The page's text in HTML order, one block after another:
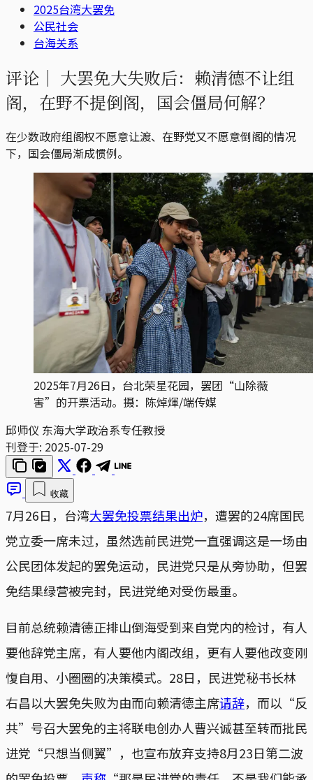
2025台湾大罢免
公民社会
台海关系
评论｜ 大罢免大失败后：赖清德不让组
阁，在野不提倒阁，国会僵局何解？
在少数政府组阁权不愿意让渡、在野党又不愿意倒阁的情况
下，国会僵局渐成惯例。
2025年7月26日，台北荣星花园，罢团“山除薇
害”的开票活动。摄：陈焯煇/端传媒
邱师仪 东海大学政治系专任教授
刊登于: 2025-07-29
收藏
7月26日，台湾大罢免投票结果出炉，遭罢的24席国民
党立委一席未过，虽然选前民进党一直强调这是一场由
公民团体发起的罢免运动，民进党只是从旁协助，但罢
免结果绿营被完封，民进党绝对受伤最重。
目前总统赖清德正排山倒海受到来自党内的检讨，有人
要他辞党主席，有人要他内阁改组，更有人要他改变刚
愎自用、小圈圈的决策模式。28日，民进党秘书长林
右昌以大罢免失败为由而向赖清德主席请辞，而以“反
共”号召大罢免的主将联电创办人曹兴诚甚至转而批民
进党“只想当侧翼”，也宣布放弃支持8月23日第二波